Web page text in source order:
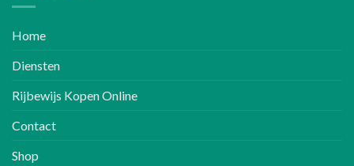
Home
Diensten
Rijbewijs Kopen Online
Contact
Shop